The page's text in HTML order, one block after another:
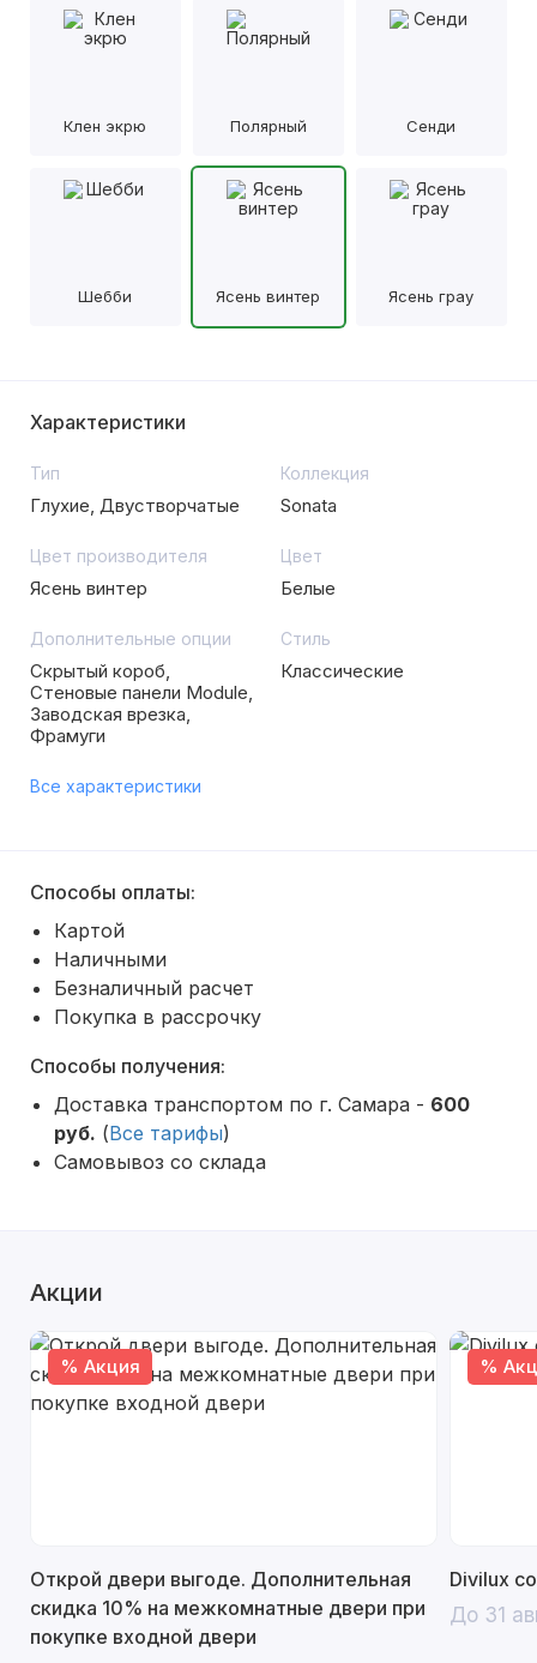
Клен экрю Полярный Сенди
Шебби Ясень винтер Ясень грау
Характеристики
Тип
Глухие, Двустворчатые
Коллекция
Sonata
Цвет производителя
Ясень винтер
Цвет
Белые
Дополнительные опции
Скрытый короб,
Стеновые панели Module,
Заводская врезка,
Фрамуги
Стиль
Классические
Все характеристики
Способы оплаты:
Картой
Наличными
Безналичный расчет
Покупка в рассрочку
Способы получения:
Доставка транспортом по г. Самара - 600
руб. (Все тарифы)
Самовывоз со склада
Акции
% Акция
Открой двери выгоде. Дополнительная
скидка 10% на межкомнатные двери при
покупке входной двери
%
Divilux
До 31